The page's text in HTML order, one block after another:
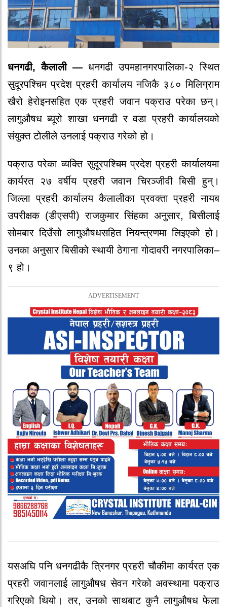
धनगढी, कैलाली — धनगढी उपमहानगरपालिका-२ स्थित
सुदूरपश्चिम प्रदेश प्रहरी कार्यालय नजिकै ३८० मिलिग्राम
खैरो हेरोइनसहित एक प्रहरी जवान पक्राउ परेका छन्।
लागुऔषध ब्यूरो शाखा धनगढी र वडा प्रहरी कार्यालयको
संयुक्त टोलीले उनलाई पक्राउ गरेको हो।
पक्राउ परेका व्यक्ति सुदूरपश्चिम प्रदेश प्रहरी कार्यालयमा
कार्यरत २७ वर्षीय प्रहरी जवान चिरञ्जीवी बिसी हुन्।
जिल्ला प्रहरी कार्यालय कैलालीका प्रवक्ता प्रहरी नायब
उपरीक्षक (डीएसपी) राजकुमार सिंहका अनुसार, बिसीलाई
सोमबार दिउँसो लागुऔषधसहित नियन्त्रणमा लिइएको हो।
उनका अनुसार बिसीको स्थायी ठेगाना गोदावरी नगरपालिका–
९ हो।
यसअघि पनि धनगढीकै त्रिनगर प्रहरी चौकीमा कार्यरत एक
प्रहरी जवानलाई लागुऔषध सेवन गरेको अवस्थामा पक्राउ
गरिएको थियो। तर, उनको साथबाट कुनै लागुऔषध फेला